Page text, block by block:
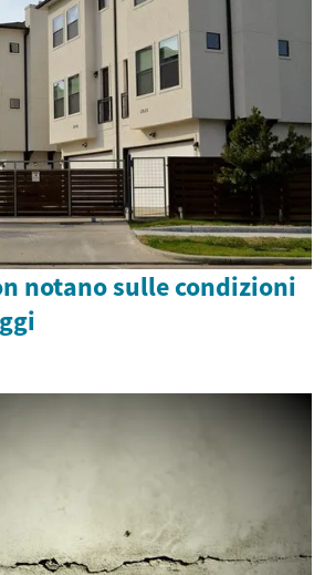
notano sulle condizioni